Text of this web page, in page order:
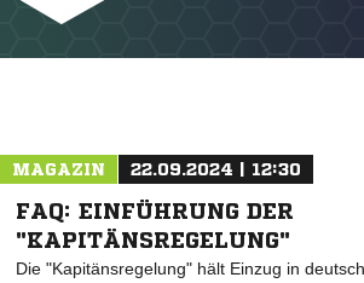
MAGAZIN 22.09.2024 | 12:30
FAQ: EINFÜHRUNG DER
"KAPITÄNSREGELUNG"
Die "Kapitänsregelung" hält Einzug in